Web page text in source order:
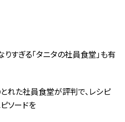
すぎる「タニタの社員食堂」も有
れた社員食堂が評判で、レシピ
ソードを